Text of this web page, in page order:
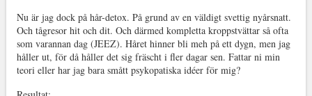
Nu är jag dock på hår-detox. På grund av en väldigt svettig nyårsnatt.
Och tågresor hit och dit. Och därmed kompletta kroppstvättar så ofta
som varannan dag (JEEZ). Håret hinner bli meh på ett dygn, men jag
håller ut, för då håller det sig fräscht i fler dagar sen. Fattar ni min
teori eller har jag bara smått psykopatiska idéer för mig?